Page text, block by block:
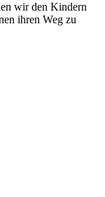
wir den Kindern
ihren Weg zu